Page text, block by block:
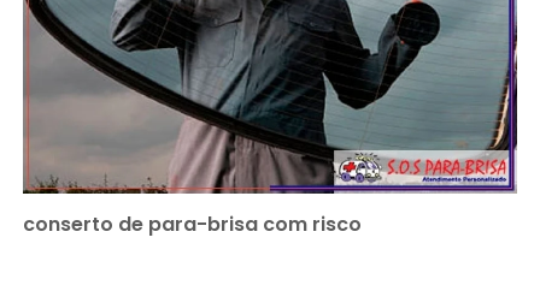
conserto de para-brisa com risco